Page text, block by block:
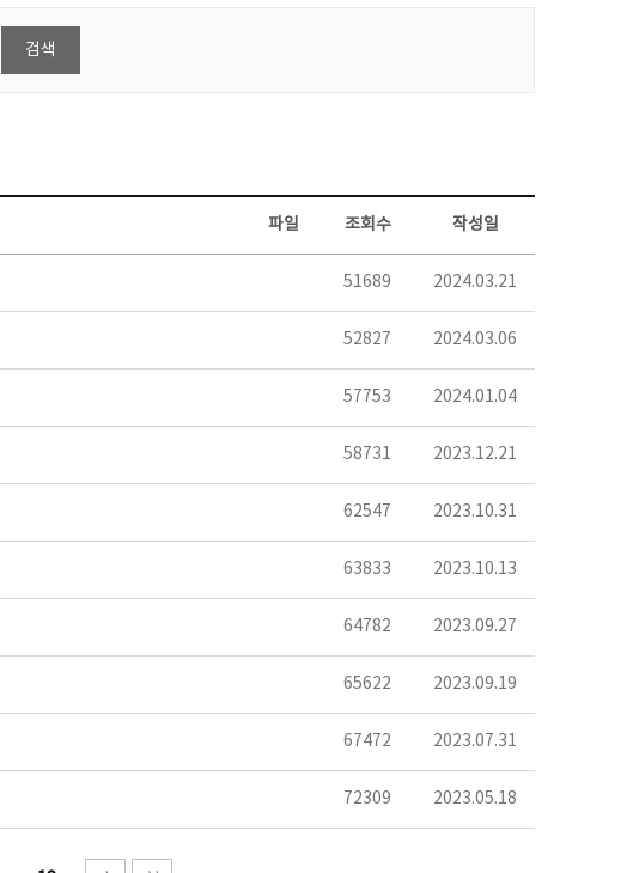
파일 조회수 작성일
51689 2024.03.21
52827 2024.03.06
57753 2024.01.04
58731 2023.12.21
62547 2023.10.31
63833 2023.10.13
64782 2023.09.27
65622 2023.09.19
67472 2023.07.31
72309 2023.05.18